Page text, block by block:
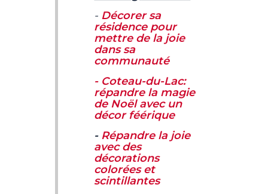
- Décorer sa
résidence pour
mettre de la joie
dans sa
communauté
- Coteau-du-Lac:
répandre la magie
de Noël avec un
décor féérique
- Répandre la joie
avec des
décorations
colorées et
scintillantes